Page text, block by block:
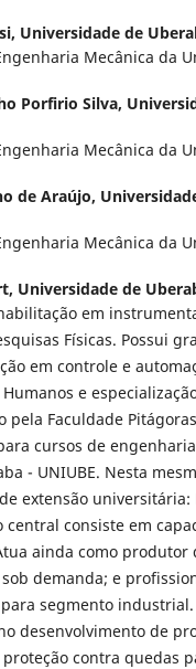
Universidade de
Mecânica da
Porfirio Silva,
Mecânica da
de Araújo,
Mecânica da
Universidade de
em
Físicas. Possui
em controle e
e
pela Faculdade
cursos de
- UNIUBE. Nesta
extensão universitária:
central consiste em
ainda como produtor
demanda; e
segmento
desenvolvimento de
contra quedas